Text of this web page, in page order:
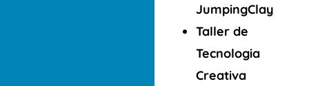
JumpingClay
Taller de
Tecnologia
Creativa